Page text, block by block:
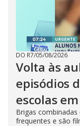
DO R7/05/08/2026
Volta às
episódios
escolas
Brigas
frequentes e são